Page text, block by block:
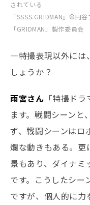
されている
『SSSS.GRIDMAN』©円
「GRIDMAN」製作委員会
―特撮表現以外には
しょうか？
雨宮さん 「特撮ド
ます。戦闘シーンと
ず、戦闘シーンはロ
爛な動きもある。更
景もあり、ダイナミ
です。こうしたシー
ですが、個人的に